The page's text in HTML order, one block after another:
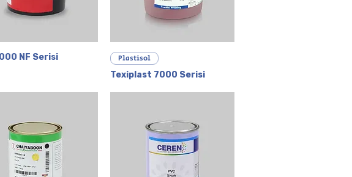
Hızlı Bakış
NF Serisi Hızlı Bakış
Plastisol
Texiplast 7000 Serisi